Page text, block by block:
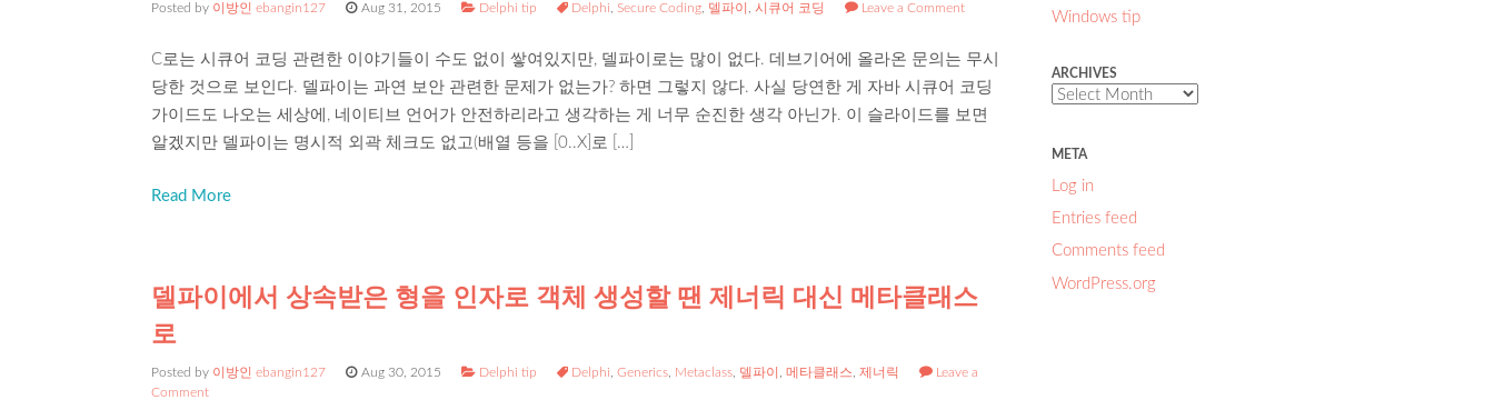
Posted by 이방인 ebangin127 Aug 31, 2015 Delphi tip Delphi Secure Coding 델파이 ,시큐어 코딩 Leave a Comment
C로는 시큐어 코딩 관련한 이야기들이 수도 없이 쌓여있지만, 델파이로는 많이 없다. 데브기어에 올라온 문의는 무시
당한 것으로 보인다. 델파이는 과연 보안 관련한 문제가 없는가? 하면 그렇지 않다. 사실 당연한 게 자바 시큐어 코딩
가이드도 나오는 세상에, 네이티브 언어가 안전하리라고 생각하는 게 너무 순진한 생각 아닌가. 이 슬라이드를 보면
알겠지만 델파이는 명시적 외곽 체크도 없고(배열 등을 [0..X]로 […]
Read More
델파이에서 상속받은 형을 인자로 객체 생성할 땐 제너릭 대신 메타클래스
로
Posted by 이방인 ebangin127 Aug 30, 2015 Delphi tip Delphi ,Generics Metaclass 델파이 ,메타클래스 ,제너릭
Leave a
Comment
Windows tip
ARCHIVES
Archives
META
Log in
Entries feed
Comments feed
WordPress.org